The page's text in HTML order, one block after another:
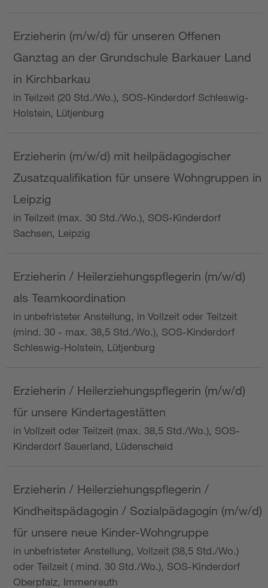
Erzieherin (m/w/d) für unseren Offenen
Ganztag an der Grundschule Barkauer Land
in Kirchbarkau
in Teilzeit (20 Std./Wo.), SOS-Kinderdorf Schleswig-
Holstein, Lütjenburg
Erzieherin (m/w/d) mit heilpädagogischer
Zusatzqualifikation für unsere Wohngruppen in
Leipzig
in Teilzeit (max. 30 Std./Wo.), SOS-Kinderdorf
Sachsen, Leipzig
Erzieherin / Heilerziehungspflegerin (m/w/d)
als Teamkoordination
in unbefristeter Anstellung, in Vollzeit oder Teilzeit
(mind. 30 - max. 38,5 Std./Wo.), SOS-Kinderdorf
Schleswig-Holstein, Lütjenburg
Erzieherin / Heilerziehungspflegerin (m/w/d)
für unsere Kindertagestätten
in Vollzeit oder Teilzeit (max. 38,5 Std./Wo.), SOS-
Kinderdorf Sauerland, Lüdenscheid
Erzieherin / Heilerziehungspflegerin /
Kindheitspädagogin / Sozialpädagogin (m/w/d)
für unsere neue Kinder-Wohngruppe
in unbefristeter Anstellung, Vollzeit (38,5 Std./Wo.)
oder Teilzeit ( mind. 30 Std./Wo.), SOS-Kinderdorf
Oberpfalz, Immenreuth